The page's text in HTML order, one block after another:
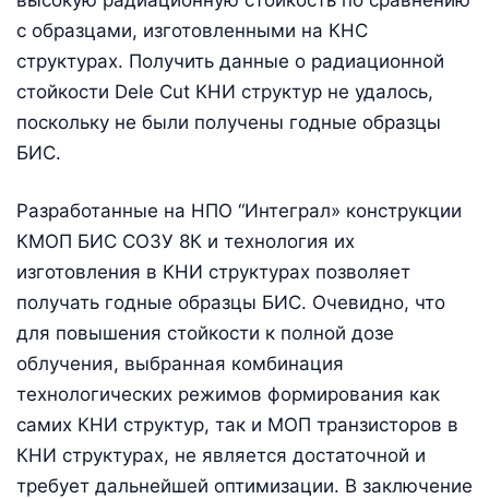
с образцами, изготовленными на КНС
структурах. Получить данные о радиационной
стойкости Dele Cut КНИ структур не удалось,
поскольку не были получены годные образцы
БИС.
Разработанные на НПО “Интеграл» конструкции
КМОП БИС СОЗУ 8К и технология их
изготовления в КНИ структурах позволяет
получать годные образцы БИС. Очевидно, что
для повышения стойкости к полной дозе
облучения, выбранная комбинация
технологических режимов формирования как
самих КНИ структур, так и МОП транзисторов в
КНИ структурах, не является достаточной и
требует дальнейшей оптимизации. В заключение